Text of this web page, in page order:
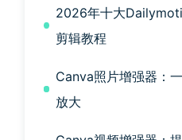
2026年十大
剪辑教程
Canva照片增强器：
放大